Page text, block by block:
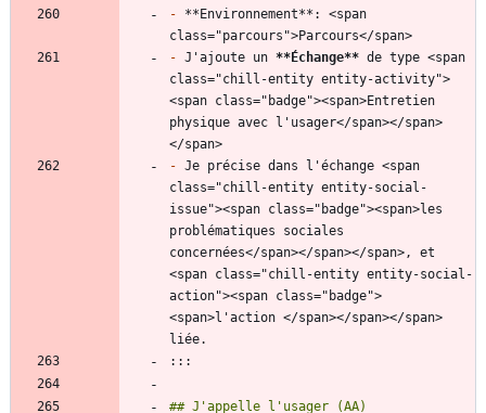
- **Environnement**: <span
- J'ajoute un **Échange** de type <span
class="chill-entity entity-activity">
<span class="badge"><span>Entretien
physique avec l'usager</span></span>
- Je précise dans l'échange <span
class="chill-entity entity-social-
issue"><span class="badge"><span>les
problématiques sociales
concernées</span></span></span>, et
<span class="chill-entity entity-social-
action"><span class="badge">
<span>l'action </span></span></span>